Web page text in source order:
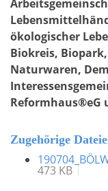
ökologischer
Biokreis,
Naturwaren,
Reformhaus®eG
Zugehörige
473 KB